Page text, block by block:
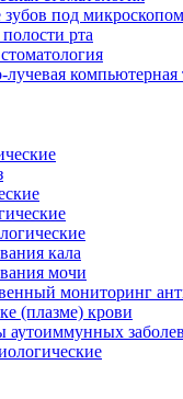
зубов под микроскопом
рта
лучевая компьютерная
кала
мочи
мониторинг
(плазме) крови
аутоиммунных